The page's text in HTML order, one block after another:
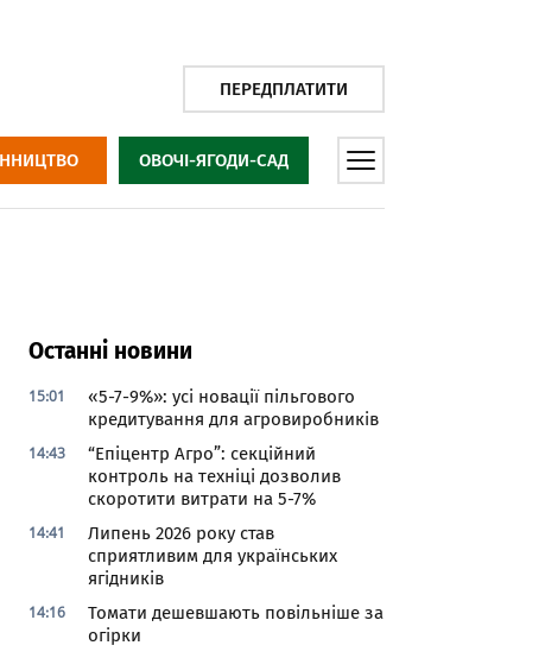
ПЕРЕДПЛАТИТИ
ОВОЧІ-ЯГОДИ-САД
Останні новини
15:01
«5-7-9%»: усі новації пільгового
кредитування для агровиробників
14:43
“Епіцентр Агро”: секційний
контроль на техніці дозволив
скоротити витрати на 5-7%
14:41
Липень 2026 року став
сприятливим для українських
ягідників
14:16
Томати дешевшають повільніше за
огірки